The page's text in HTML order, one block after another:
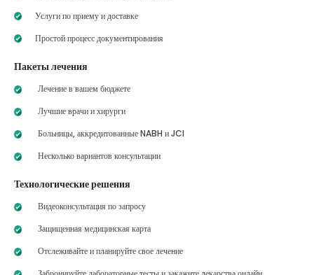
Услуги по приему и доставке
Простой процесс документирования
Пакеты лечения
Лечение в вашем бюджете
Лучшие врачи и хирурги
Больницы, аккредитованные NABH и JCI
Несколько вариантов консультации
Технологические решения
Видеоконсультация по запросу
Защищенная медицинская карта
Отслеживайте и планируйте свое лечение